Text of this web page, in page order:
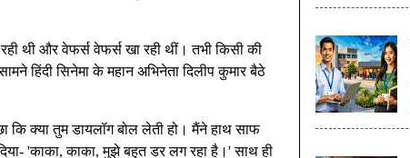
थी और वेफर्स वेफर्स खा रही थीं। तभी किसी की
हिंदी सिनेमा के महान अभिनेता दिलीप कुमार बैठे
कि क्या तुम डायलॉग बोल लेती हो। मैंने हाथ साफ
'काका, काका, मुझे बहुत डर लग रहा है।' साथ ही